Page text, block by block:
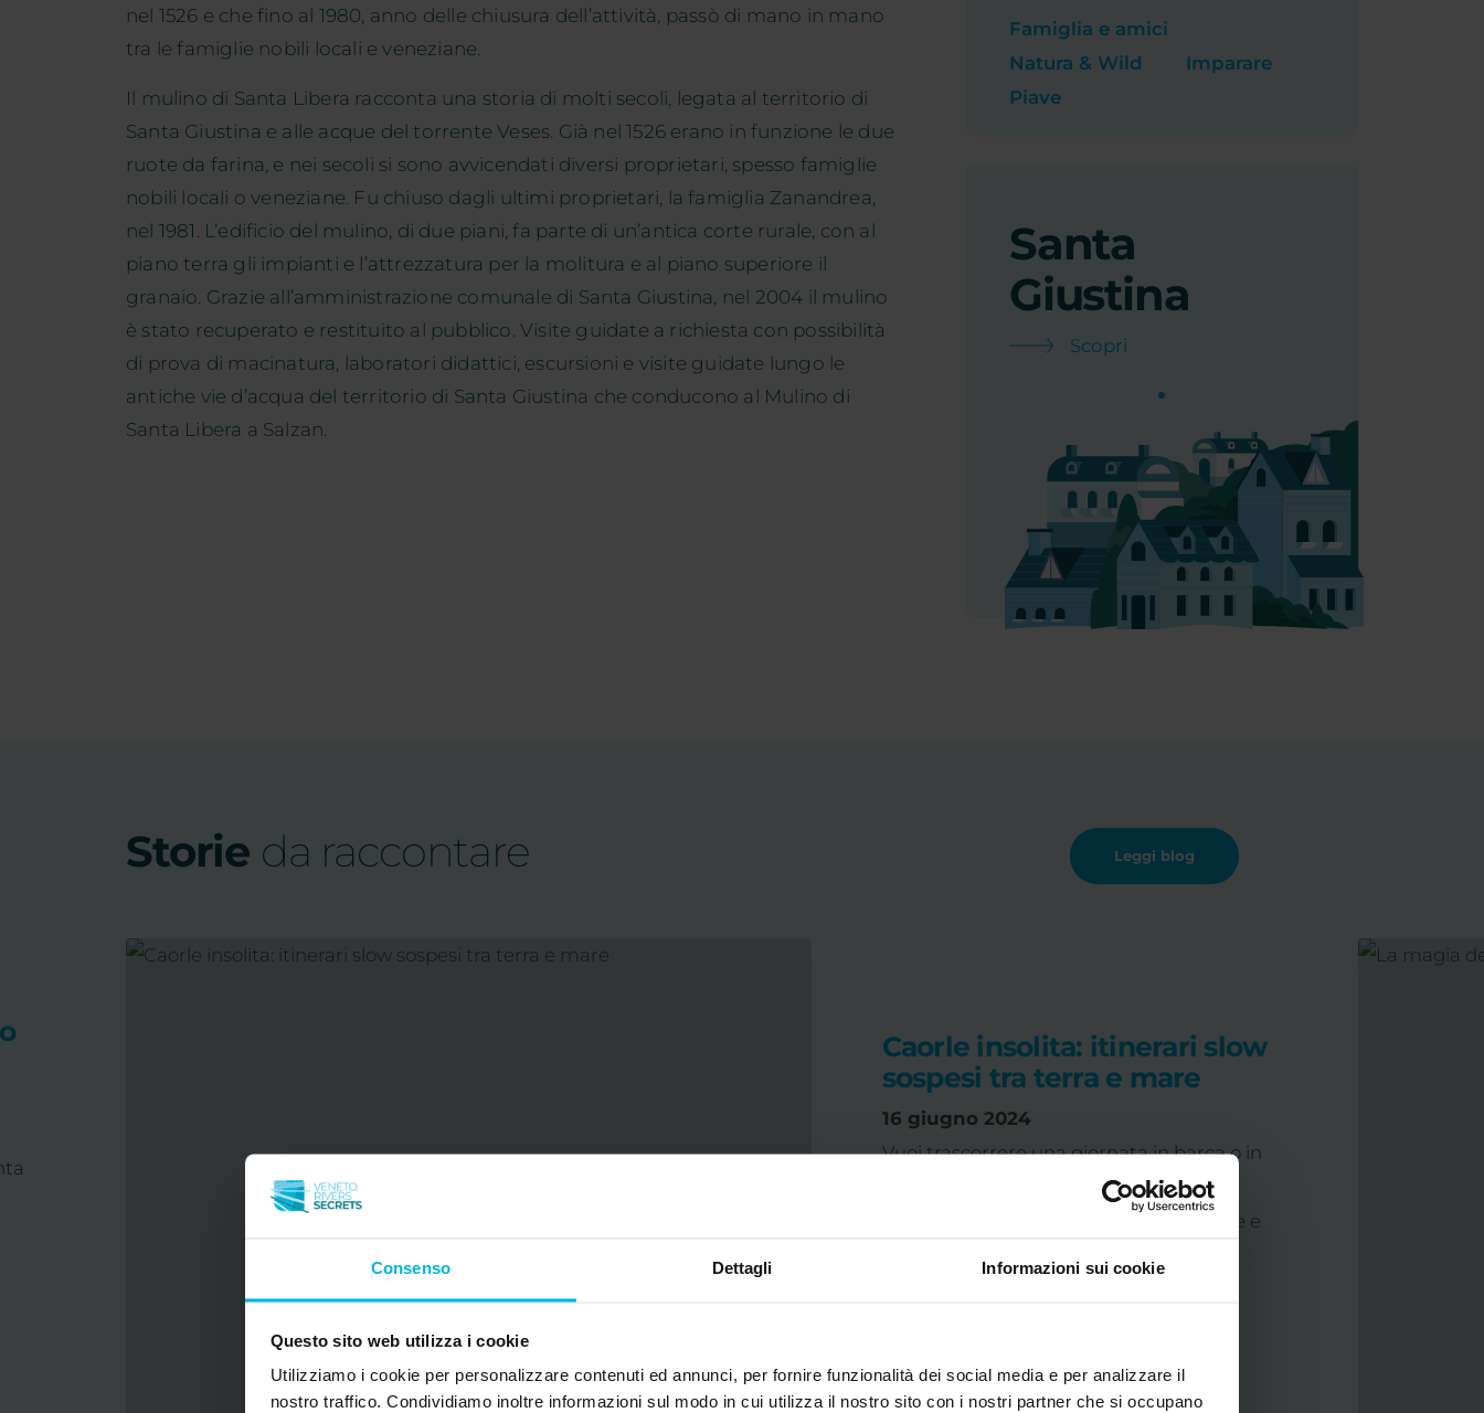
Consenso Dettagli Informazioni sui cookie
Questo sito web utilizza i cookie
Utilizziamo i cookie per personalizzare contenuti ed annunci, per fornire funzionalità dei social media e per analizzare il
nostro traffico. Condividiamo inoltre informazioni sul modo in cui utilizza il nostro sito con i nostri partner che si occupano
nel 1526 e che fino al 1980, anno delle chiusura dell’attività, passò di mano in mano
tra le famiglie nobili locali e veneziane.
Il mulino di Santa Libera racconta una storia di molti secoli, legata al territorio di
Santa Giustina e alle acque del torrente Veses. Già nel 1526 erano in funzione le due
ruote da farina, e nei secoli si sono avvicendati diversi proprietari, spesso famiglie
nobili locali o veneziane. Fu chiuso dagli ultimi proprietari, la famiglia Zanandrea,
nel 1981. L’edificio del mulino, di due piani, fa parte di un’antica corte rurale, con al
piano terra gli impianti e l’attrezzatura per la molitura e al piano superiore il
granaio. Grazie all’amministrazione comunale di Santa Giustina, nel 2004 il mulino
è stato recuperato e restituito al pubblico. Visite guidate a richiesta con possibilità
di prova di macinatura, laboratori didattici, escursioni e visite guidate lungo le
antiche vie d’acqua del territorio di Santa Giustina che conducono al Mulino di
Santa Libera a Salzan.
Famiglia e amici
Natura & Wild
Imparare
Piave
Santa
Giustina
Scopri
Storie da raccontare Leggi blog
Caorle insolita: itinerari slow
sospesi tra terra e mare
16 giugno 2024
Vuoi trascorrere una giornata in barca o in
bicicletta alla scoperta di una Caorle
alternativa, lontana dalle spiagge dorate e